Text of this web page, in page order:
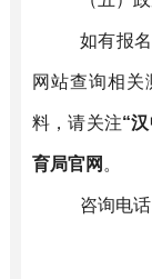
如有报
网站查询相关
料，请关注“
育局官网 。
咨询电话